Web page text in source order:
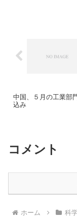
中国、５月の工業部
込み
コメント
ホーム 科